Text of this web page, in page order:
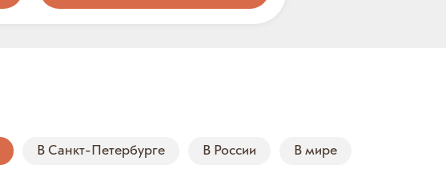
В Санкт-Петербурге В России В мире